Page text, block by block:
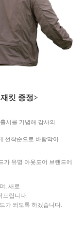
킷 증정>
출시를 기념해 감사의
선착순으로 바람막이
가 유명 아웃도어 브랜드에
, 새로
드립니다.
가 되도록 하겠습니다.